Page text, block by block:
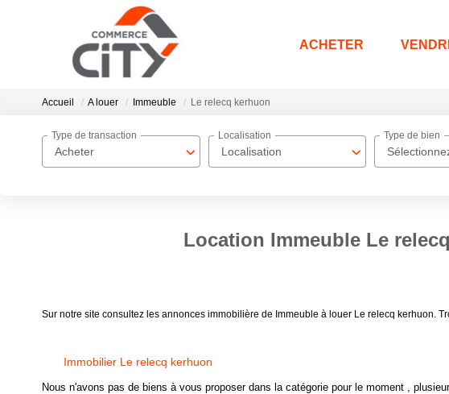
ACHETER
Accueil A louer Immeuble Le relecq kerhuon
Acheter
Type de transaction
Localisation
Localisation Type de bien
Location Immeuble Le
Sur notre site consultez les annonces immobilière de Immeuble à louer Le relecq kerhuon.
Immobilier Le relecq kerhuon
Nous n'avons pas de biens à vous proposer dans la catégorie pour le moment ,